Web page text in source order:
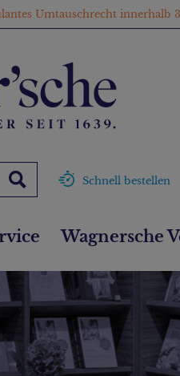
Umtauschrecht innerhalb
Schnell bestellen
Wagnersche